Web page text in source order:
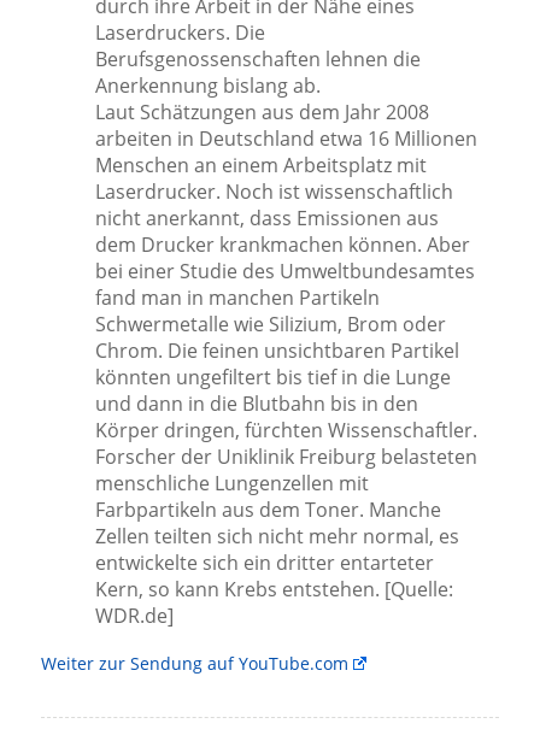
durch ihre Arbeit in der Nähe eines
Laserdruckers. Die
Berufsgenossenschaften lehnen die
Anerkennung bislang ab.
Laut Schätzungen aus dem Jahr 2008
arbeiten in Deutschland etwa 16 Millionen
Menschen an einem Arbeitsplatz mit
Laserdrucker. Noch ist wissenschaftlich
nicht anerkannt, dass Emissionen aus
dem Drucker krankmachen können. Aber
bei einer Studie des Umweltbundesamtes
fand man in manchen Partikeln
Schwermetalle wie Silizium, Brom oder
Chrom. Die feinen unsichtbaren Partikel
könnten ungefiltert bis tief in die Lunge
und dann in die Blutbahn bis in den
Körper dringen, fürchten Wissenschaftler.
Forscher der Uniklinik Freiburg belasteten
menschliche Lungenzellen mit
Farbpartikeln aus dem Toner. Manche
Zellen teilten sich nicht mehr normal, es
entwickelte sich ein dritter entarteter
Kern, so kann Krebs entstehen. [Quelle:
WDR.de]
Weiter zur Sendung auf YouTube.com